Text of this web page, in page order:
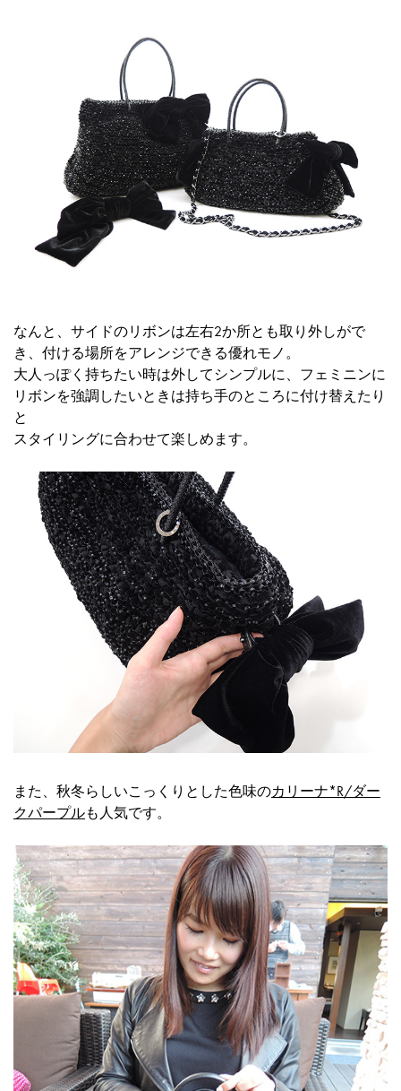
なんと、サイドのリボンは左右2か所とも取り外しがで
き、付ける場所をアレンジできる優れモノ。
大人っぽく持ちたい時は外してシンプルに、フェミニンに
リボンを強調したいときは持ち手のところに付け替えたり
と
スタイリングに合わせて楽しめます。
また、秋冬らしいこっくりとした色味のカリーナ*R/ダー
クパープルも人気です。